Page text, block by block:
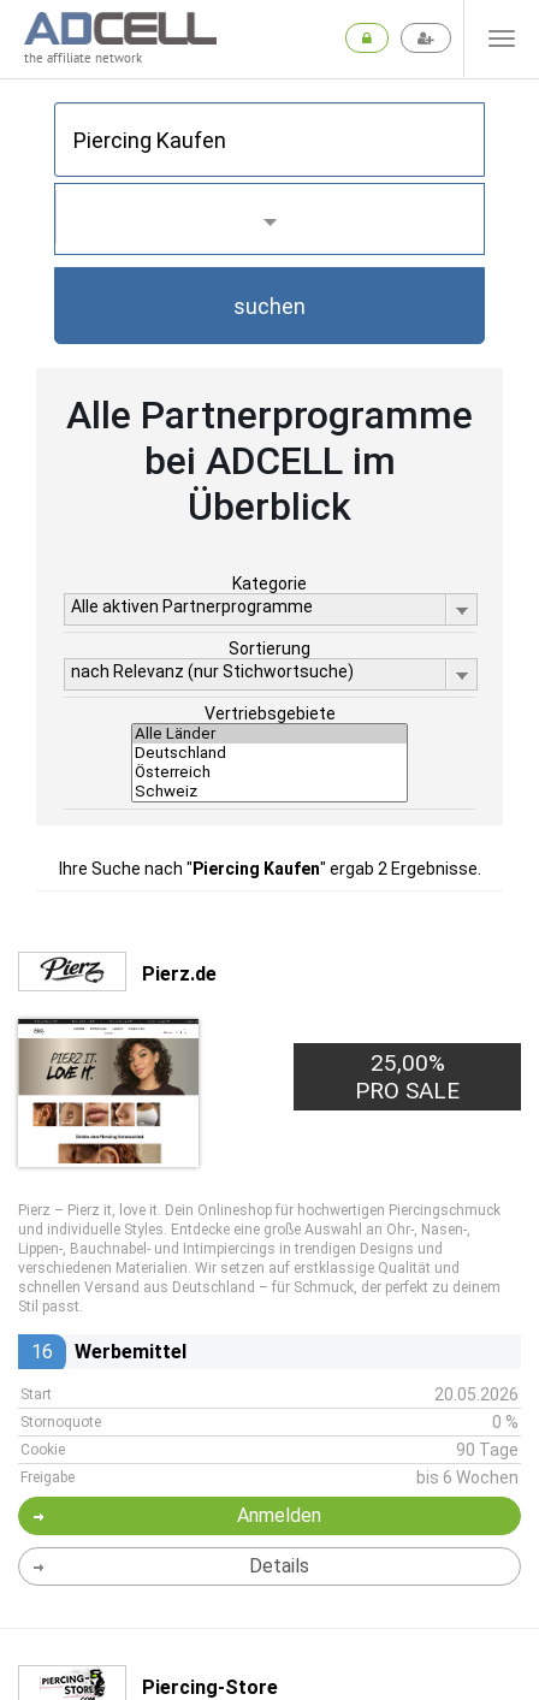
the affiliate network
suchen
Alle Partnerprogramme
bei ADCELL im
Überblick
Kategorie
Alle aktiven Partnerprogramme
Sortierung
nach Relevanz (nur Stichwortsuche)
Vertriebsgebiete
Ihre Suche nach " Piercing Kaufen" ergab 2 Ergebnisse.
Pierz.de
25,00%
PRO SALE
Pierz – Pierz it, love it. Dein Onlineshop für hochwertigen Piercingschmuck
und individuelle Styles. Entdecke eine große Auswahl an Ohr-, Nasen-,
Lippen-, Bauchnabel- und Intimpiercings in trendigen Designs und
verschiedenen Materialien. Wir setzen auf erstklassige Qualität und
schnellen Versand aus Deutschland – für Schmuck, der perfekt zu deinem
Stil passt.
16 Werbemittel
Start 20.05.2026
Stornoquote 0 %
Cookie 90 Tage
Freigabe bis 6 Wochen
Anmelden
Details
Piercing-Store